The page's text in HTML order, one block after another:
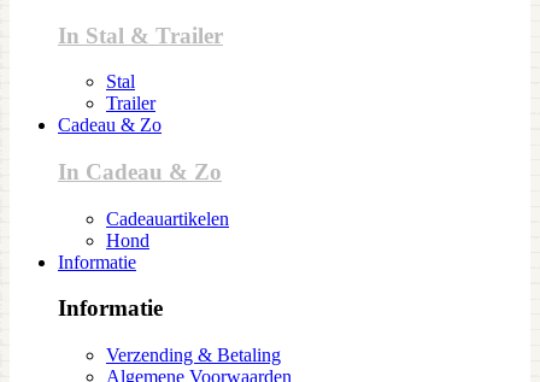
In Stal & Trailer
Stal
Trailer
Cadeau & Zo
In Cadeau & Zo
Cadeauartikelen
Hond
Informatie
Informatie
Verzending & Betaling
Algemene Voorwaarden